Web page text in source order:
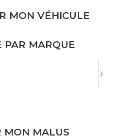
À
IMPORTEZ
de Villepreux, dans les
combine besoins de
de véhicules
vers Paris, les familles
premium, recourir à un
aux meilleures offres. En
Villepreux
MON VÉHICULE
PAR MARQUE
MON MALUS